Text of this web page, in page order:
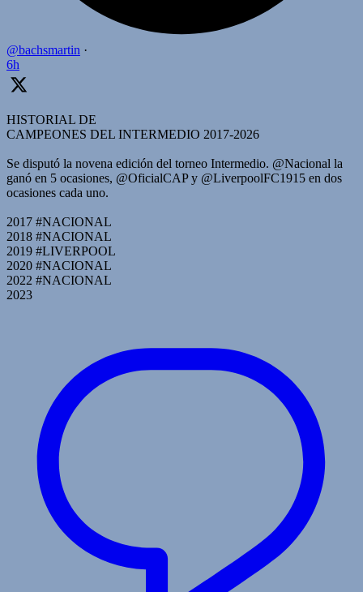
@bachsmartin ·
6h
HISTORIAL DE
CAMPEONES DEL INTERMEDIO 2017-2026
Se disputó la novena edición del torneo Intermedio. @Nacional la
ganó en 5 ocasiones, @OficialCAP y @LiverpoolFC1915 en dos
ocasiones cada uno.
2017 #NACIONAL
2018 #NACIONAL
2019 #LIVERPOOL
2020 #NACIONAL
2022 #NACIONAL
2023